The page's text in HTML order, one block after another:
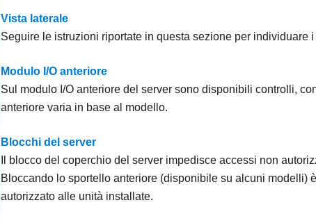
Vista laterale
Seguire le istruzioni riportate in questa sezione per individuare
Modulo I/O anteriore
Sul modulo I/O anteriore del server sono disponibili controlli,
anteriore varia in base al modello.
Blocchi del server
Il blocco del coperchio del server impedisce accessi non
Bloccando lo sportello anteriore (disponibile su alcuni modelli)
autorizzato alle unità installate.